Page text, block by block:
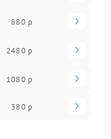
880 р
2480 р
1080 р
380 р